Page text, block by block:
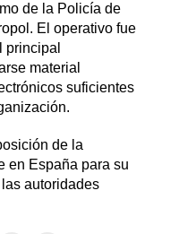
de la Policía de
El operativo fue
principal
material
suficientes
de la
en España para su
autoridades